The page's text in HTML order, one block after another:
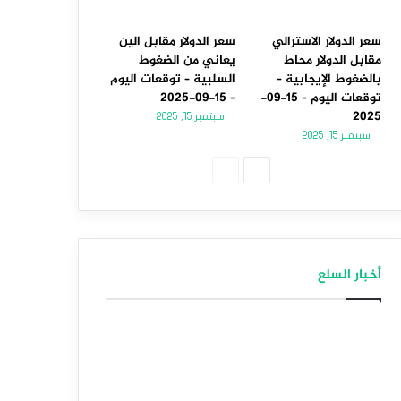
سعر الدولار الاسترالي
مقابل الدولار محاط
بالضغوط الإيجابية –
توقعات اليوم – 15-09-
2025
سبتمبر 15, 2025
سعر الدولار مقابل الين
يعاني من الضغوط
السلبية – توقعات اليوم
– 15-09-2025
سبتمبر 15, 2025
أخبار السلع